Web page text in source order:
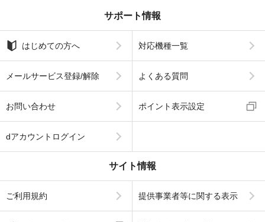
サポート情報
はじめての方へ 対応機種一覧
メールサービス登録/解除 よくある質問
お問い合わせ ポイント表示設定
dアカウントログイン
サイト情報
ご利用規約 提供事業者等に関する表示